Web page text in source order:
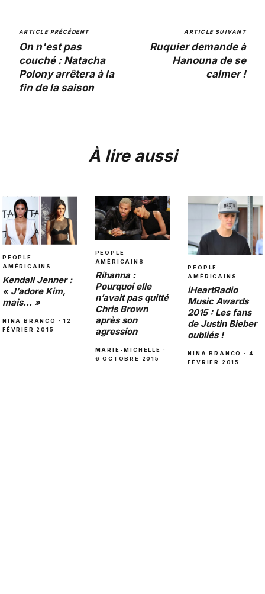
ARTICLE PRÉCÉDENT
On n'est pas
couché : Natacha
Polony arrêtera à la
fin de la saison
ARTICLE SUIVANT
Ruquier demande à
Hanouna de se
calmer !
À lire aussi
PEOPLE
AMÉRICAINS
Kendall Jenner :
« J’adore Kim,
mais… »
NINA BRANCO · 12
FÉVRIER 2015
PEOPLE
AMÉRICAINS
Rihanna :
Pourquoi elle
n’avait pas quitté
Chris Brown
après son
agression
MARIE-MICHELLE ·
6 OCTOBRE 2015
PEOPLE
AMÉRICAINS
iHeartRadio
Music Awards
2015 : Les fans
de Justin Bieber
oubliés !
NINA BRANCO · 4
FÉVRIER 2015